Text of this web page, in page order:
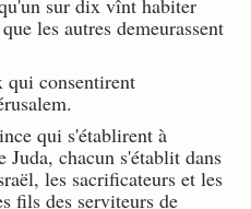
sur dix vînt habiter
les autres demeurassent
qui consentirent
qui s'établirent à
Juda, chacun s'établit dans
les sacrificateurs et les
fils des serviteurs de